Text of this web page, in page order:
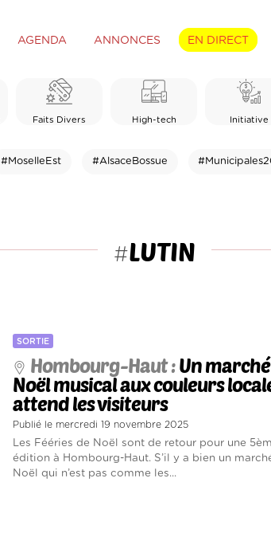
AGENDA ANNONCES EN DIRECT
Faits Divers High-tech Initiative
#MoselleEst #AlsaceBossue
#LUTIN
SORTIE
Hombourg-Haut :Un
Noël musical aux couleurs
attend les visiteurs
Publié le mercredi 19 novembre 2025
Les Fééries de Noël sont de retour pour une
édition à Hombourg-Haut. S’il y a bien un
Noël qui n’est pas comme les...